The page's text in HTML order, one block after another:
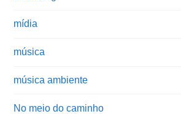
mídia
música
música ambiente
No meio do caminho